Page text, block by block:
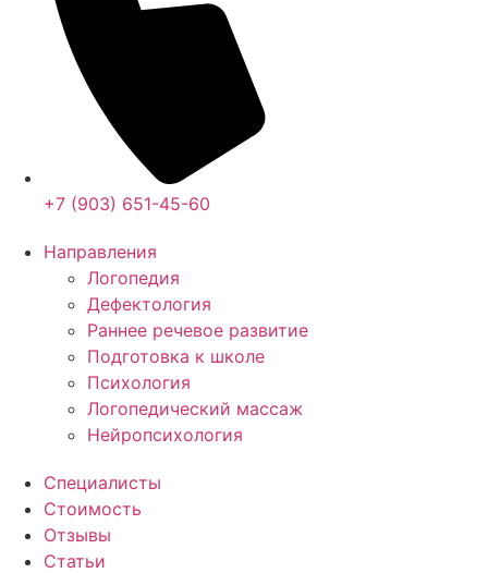
+7 (903) 651-45-60
Направления
Логопедия
Дефектология
Раннее речевое развитие
Подготовка к школе
Психология
Логопедический массаж
Нейропсихология
Специалисты
Стоимость
Отзывы
Статьи